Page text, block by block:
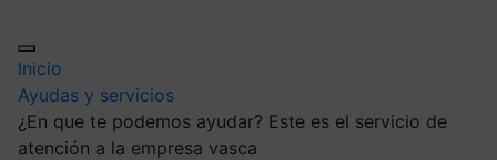
Inicio
Ayudas y servicios
¿En que te podemos ayudar? Este es el servicio de
atención a la empresa vasca